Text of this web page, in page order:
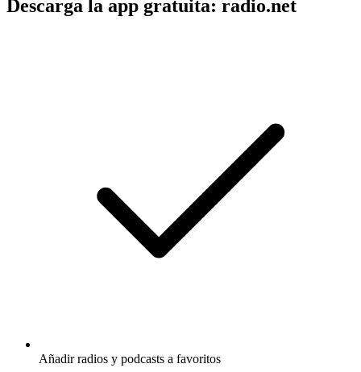
Descarga la app gratuita: radio.net
Añadir radios y podcasts a favoritos